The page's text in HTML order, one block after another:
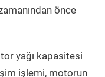
önce
yağı kapasitesi
işlemi, motorun